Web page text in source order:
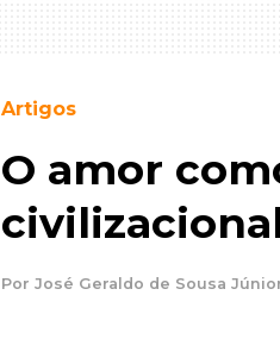
Artigos
O amor
Por José Geraldo de Sousa